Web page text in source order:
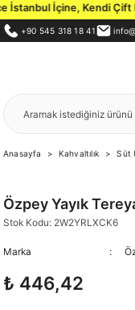
İçine, Kendi Çift
+90 545 318 18 41
Anasayfa Kahvaltılık Süt
Özpey Yayık
Stok Kodu: 2W2YRLXCK6
Marka
₺ 446,42